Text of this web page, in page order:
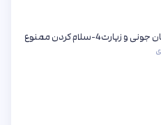
سلام کردن ممنوع